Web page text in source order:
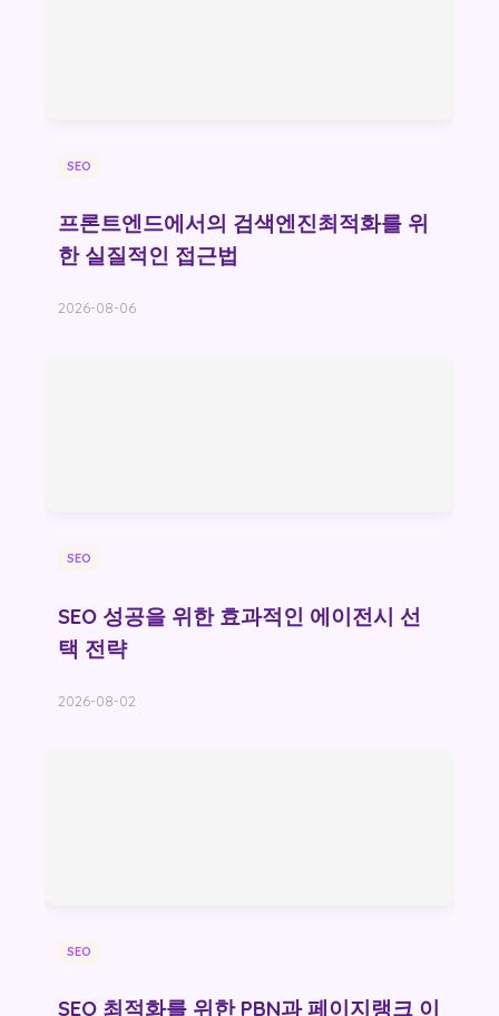
SEO
프론트엔드에서의 검색엔진최적화를 위
한 실질적인 접근법
2026-08-06
SEO
SEO 성공을 위한 효과적인 에이전시 선
택 전략
2026-08-02
SEO
SEO 최적화를 위한 PBN과 페이지랭크 이